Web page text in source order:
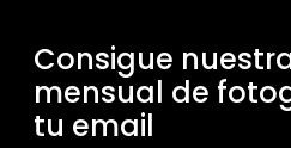
Consigue
mensual de
tu email